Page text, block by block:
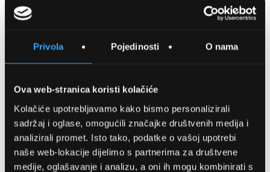
Privola Pojedinosti O nama
Ova web-stranica koristi kolačiće
Kolačiće upotrebljavamo kako bismo personalizirali
sadržaj i oglase, omogućili značajke društvenih medija i
analizirali promet. Isto tako, podatke o vašoj upotrebi
naše web-lokacije dijelimo s partnerima za društvene
medije, oglašavanje i analizu, a oni ih mogu kombinirati s
SPREMITE NA LISTU ŽELJA
Detalji